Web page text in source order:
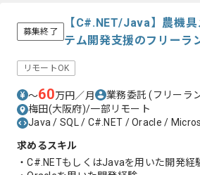
募集終了
【C#.NET/Java】農機具
テム開発支援のフリーラ
リモートOK
〜60万円／月 業務委託(フリーラ
梅田(大阪府)/一部リモート
Java / SQL / C#.NET / Oracle /
求めるスキル
・C#.NETもしくはJavaを用いた開発経